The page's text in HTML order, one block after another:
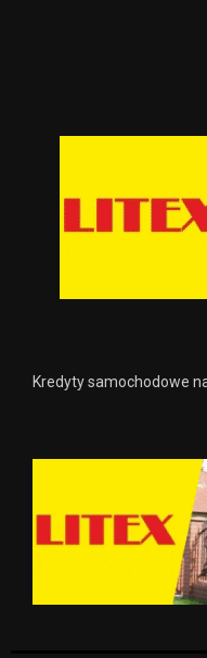
Kredyty samochodowe